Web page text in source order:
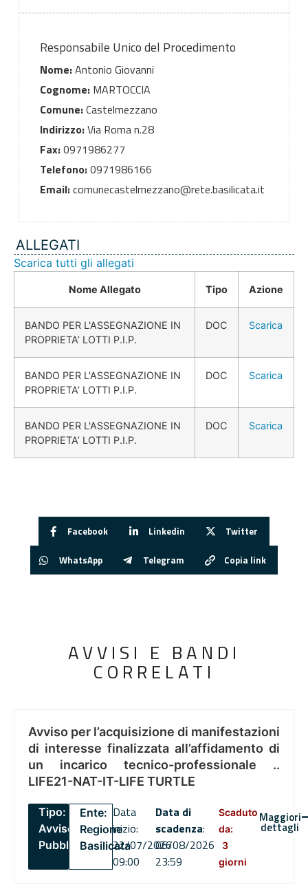
Responsabile Unico del Procedimento
Nome:Antonio Giovanni
Cognome:MARTOCCIA
Comune:Castelmezzano
Indirizzo:Via Roma n.28
Fax:0971986277
Telefono:0971986166
Email:comunecastelmezzano@rete.basilicata.it
ALLEGATI
Scarica tutti gli allegati
Nome Allegato Tipo Azione
BANDO PER L'ASSEGNAZIONE IN
PROPRIETA’ LOTTI P.I.P.
DOC Scarica
BANDO PER L'ASSEGNAZIONE IN
PROPRIETA’ LOTTI P.I.P.
DOC Scarica
BANDO PER L'ASSEGNAZIONE IN
PROPRIETA’ LOTTI P.I.P.
DOC Scarica
Facebook Linkedin Twitter
WhatsApp Telegram Copia link
AVVISI E BANDI
CORRELATI
Avviso per l’acquisizione di manifestazioni
di interesse finalizzata all’affidamento di
un incarico tecnico-professionale ..
LIFE21-NAT-IT-LIFE TURTLE
Tipo:
Avviso
Pubblico
Ente:
Regione
Basilicata
Data
inizio:
22/07/2026
09:00
Data di
scadenza:
06/08/2026
23:59
Scaduto
da:
3
giorni
Maggiori
dettagli